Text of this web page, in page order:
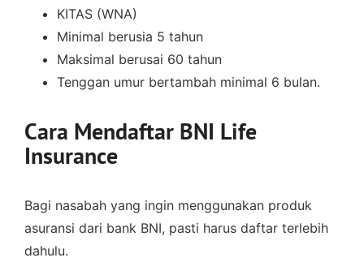
KITAS (WNA)
Minimal berusia 5 tahun
Maksimal berusai 60 tahun
Tenggan umur bertambah minimal 6 bulan.
Cara Mendaftar BNI Life
Insurance
Bagi nasabah yang ingin menggunakan produk
asuransi dari bank BNI, pasti harus daftar terlebih
dahulu.